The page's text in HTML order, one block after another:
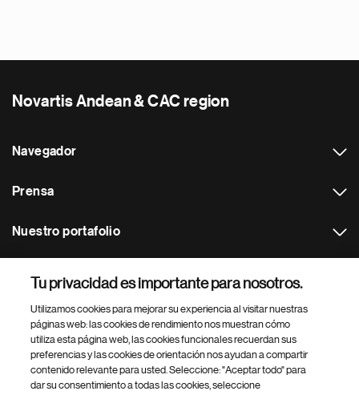
Novartis Andean & CAC region
Navegador
Prensa
Nuestro portafolio
Footer Site Search
Tu privacidad es importante para nosotros.
Utilizamos cookies para mejorar su experiencia al visitar nuestras
páginas web: las cookies de rendimiento nos muestran cómo
utiliza esta página web, las cookies funcionales recuerdan sus
preferencias y las cookies de orientación nos ayudan a compartir
contenido relevante para usted. Seleccione: "Aceptar todo" para
dar su consentimiento a todas las cookies, seleccione